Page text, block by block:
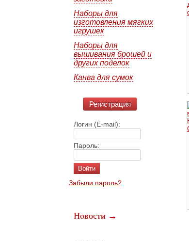
Наборы для
изготовления мягких
игрушек
Наборы для
вышивания брошей и
других поделок
Канва для сумок
Регистрация
Логин (E-mail):
Пароль:
Забыли пароль?
Новости →